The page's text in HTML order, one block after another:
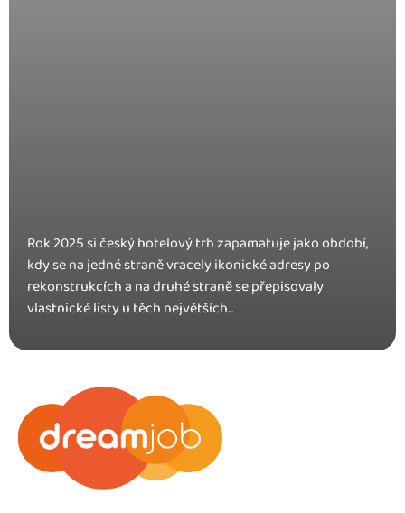
Rok 2025 si český hotelový trh zapamatuje jako období,
kdy se na jedné straně vracely ikonické adresy po
rekonstrukcích a na druhé straně se přepisovaly
vlastnické listy u těch největších...